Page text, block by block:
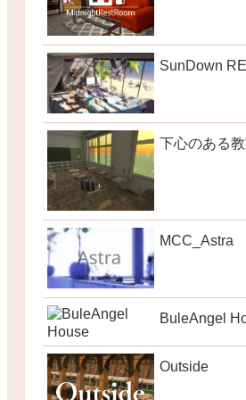
SunDown
下心のある
MCC_Astra
BuleAngel
Outside